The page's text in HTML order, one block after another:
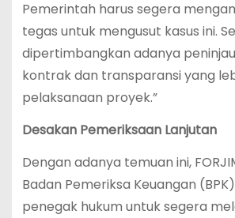
Pemerintah harus segera
tegas untuk mengusut kasus ini.
dipertimbangkan adanya
kontrak dan transparansi yang
pelaksanaan proyek.”
Desakan Pemeriksaan Lanjutan
Dengan adanya temuan ini,
Badan Pemeriksa Keuangan
penegak hukum untuk segera